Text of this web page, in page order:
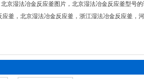
京湿法冶金反应釜图片，北京湿法冶金反应釜型号
应釜 ， 北京湿法冶金反应釜 ， 浙江湿法冶金反应釜 ，